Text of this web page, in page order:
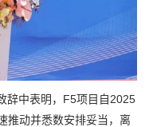
中表明，F5项目自2025
推动并悉数安排妥当，离